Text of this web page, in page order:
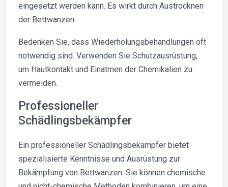
eingesetzt werden kann. Es wirkt durch Austrocknen
der Bettwanzen.
Bedenken Sie, dass Wiederholungsbehandlungen oft
notwendig sind. Verwenden Sie Schutzausrüstung,
um Hautkontakt und Einatmen der Chemikalien zu
vermeiden.
Professioneller
Schädlingsbekämpfer
Ein professioneller Schädlingsbekämpfer bietet
spezialisierte Kenntnisse und Ausrüstung zur
Bekämpfung von Bettwanzen. Sie können chemische